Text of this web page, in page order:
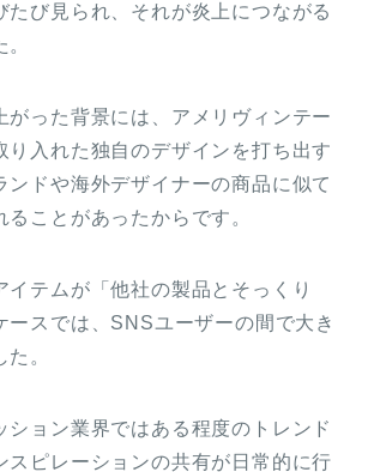
たび見られ、それが炎上につながる
がった背景には、アメリヴィンテー
り入れた独自のデザインを打ち出す
ンドや海外デザイナーの商品に似て
ことがあったからです。
イテムが「他社の製品とそっくり
ースでは、SNSユーザーの間で大き
。
ション業界ではある程度のトレンド
スピレーションの共有が日常的に行